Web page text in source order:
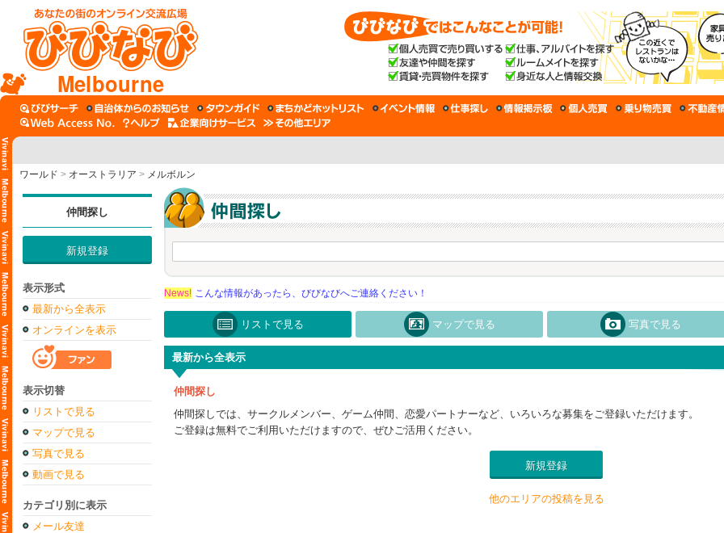
Melbourne
ワールド > オーストラリア > メルボルン
仲間探し
新規登録
表示形式
最新から全表示
オンラインを表示
表示切替
リストで見る
マップで見る
写真で見る
動画で見る
カテゴリ別に表示
メール友達
News! こんな情報があったら、びびなびへご連絡ください！
リストで見る マップで見る 写真で見る
最新から全表示
仲間探し
仲間探しでは、サークルメンバー、ゲーム仲間、恋愛パートナーなど、いろいろな募集をご登録いただけます。
ご登録は無料でご利用いただけますので、ぜひご活用ください。
新規登録
他のエリアの投稿を見る